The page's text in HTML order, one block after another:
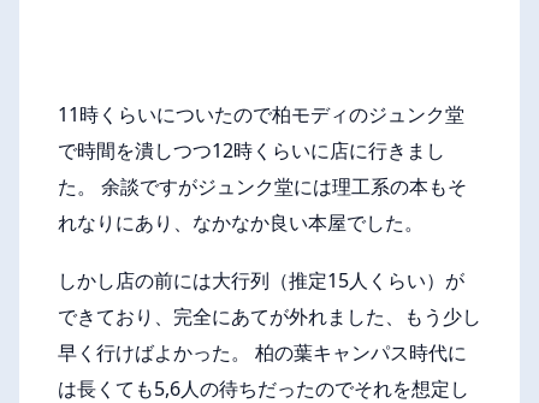
11時くらいについたので柏モディのジュンク堂
で時間を潰しつつ12時くらいに店に行きまし
た。 余談ですがジュンク堂には理工系の本もそ
れなりにあり、なかなか良い本屋でした。
しかし店の前には大行列（推定15人くらい）が
できており、完全にあてが外れました、もう少し
早く行けばよかった。 柏の葉キャンパス時代に
は長くても5,6人の待ちだったのでそれを想定し